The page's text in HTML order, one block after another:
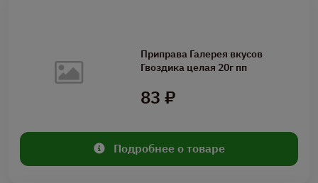
Приправа Галерея вкусов
Гвоздика целая 20г пп
83 ₽
Подробнее о товаре